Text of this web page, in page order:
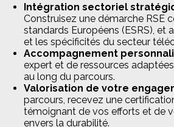
Intégration sectoriel
Construisez une démarche RSE
standards Européens (ESRS), et
et les spécificités du secteur
Accompagnement
expert et de ressources
au long du parcours.
Valorisation de votre
parcours, recevez une
témoignant de vos efforts et de
envers la durabilité.